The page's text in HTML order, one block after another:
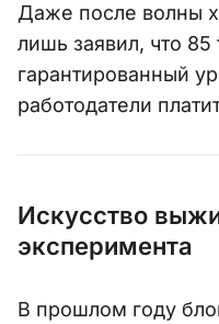
Даже после волны
лишь заявил, что
гарантированный
работодатели
Искусство
эксперимента
В прошлом году